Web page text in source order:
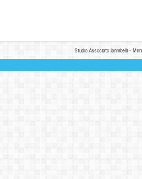
Studio Associato Iannibelli -